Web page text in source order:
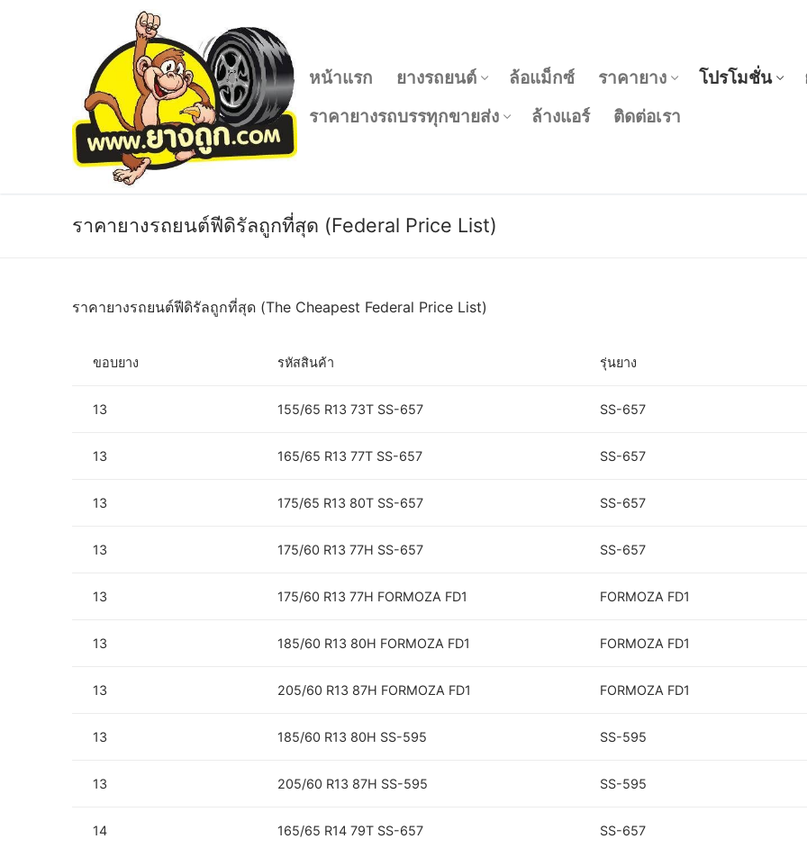
หน้าแรก ยางรถยนต์ ล้อแม็กซ์ ราคายาง โปรโมชั่น
ราคายางรถบรรทุกขายส่ง
ล้างแอร์ ติดต่อเรา
ราคายางรถยนต์ฟีดิรัลถูกที่สุด (Federal Price List)
ราคายางรถยนต์ฟีดิรัลถูกที่สุด (The Cheapest Federal Price List)
ขอบยาง รหัสสินค้า รุ่นยาง
13 155/65 R13 73T SS-657 SS-657
13 165/65 R13 77T SS-657 SS-657
13 175/65 R13 80T SS-657 SS-657
13 175/60 R13 77H SS-657 SS-657
13 175/60 R13 77H FORMOZA FD1 FORMOZA FD1
13 185/60 R13 80H FORMOZA FD1 FORMOZA FD1
13 205/60 R13 87H FORMOZA FD1 FORMOZA FD1
13 185/60 R13 80H SS-595 SS-595
13 205/60 R13 87H SS-595 SS-595
14 165/65 R14 79T SS-657 SS-657